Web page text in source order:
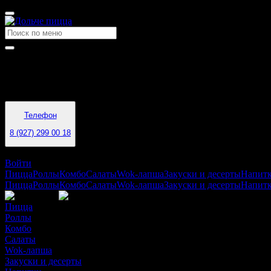
Телефон
8 (927) 299 00 18
Войти
ПиццаРоллыКомбоСалатыWok-лапшаЗакуски и десерты
ПиццаРоллыКомбоСалатыWok-лапшаЗакуски и десерты
Пицца
Роллы
Комбо
Салаты
Wok-лапша
Закуски и десерты